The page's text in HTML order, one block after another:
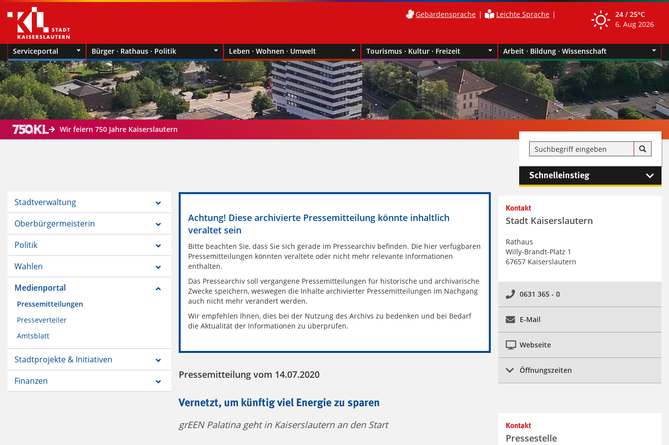
Gebärdensprache Leichte Sprache 24 / 25°C
6. Aug 2026
Serviceportal Bürger · Rathaus · Politik Leben · Wohnen · Umwelt Tourismus · Kultur · Freizeit Arbeit · Bildung · Wissenschaft
Wir feiern 750 Jahre Kaiserslautern
Schnelleinstieg
Stadtverwaltung
Oberbürgermeisterin
Politik
Wahlen
Medienportal
Pressemitteilungen
Presseverteiler
Amtsblatt
Stadtprojekte & Initiativen
Finanzen
Achtung! Diese archivierte Pressemitteilung könnte inhaltlich
veraltet sein
Bitte beachten Sie, dass Sie sich gerade im Pressearchiv befinden. Die hier verfügbaren
Pressemitteilungen könnten veraltete oder nicht mehr relevante Informationen
enthalten.
Das Pressearchiv soll vergangene Pressemitteilungen für historische und archivarische
Zwecke speichern, weswegen die Inhalte archivierter Pressemitteilungen im Nachgang
auch nicht mehr verändert werden.
Wir empfehlen Ihnen, dies bei der Nutzung des Archivs zu bedenken und bei Bedarf
die Aktualität der Informationen zu überprüfen.
Pressemitteilung vom 14.07.2020
Vernetzt, um künftig viel Energie zu sparen
grEEN Palatina geht in Kaiserslautern an den Start
Kontakt
Stadt Kaiserslautern
Rathaus
Willy-Brandt-Platz 1
67657 Kaiserslautern
0631 365 - 0
E-Mail
Webseite
Öffnungszeiten
Kontakt
Pressestelle